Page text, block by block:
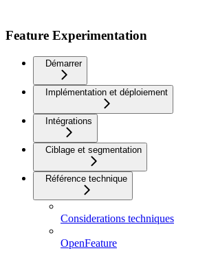
Feature Experimentation
Démarrer
Implémentation et déploiement
Intégrations
Ciblage et segmentation
Référence technique
Considerations techniques
OpenFeature